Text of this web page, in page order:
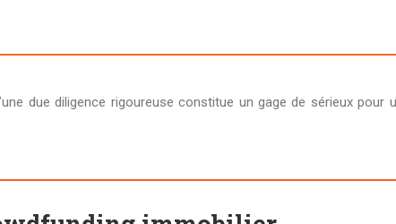
due diligence rigoureuse constitue un gage de sérieux